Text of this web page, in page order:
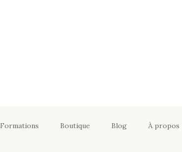
Formations Boutique Blog À propos